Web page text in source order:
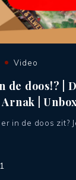
Video
de doos!? |
Arnak |
in de doos zit?